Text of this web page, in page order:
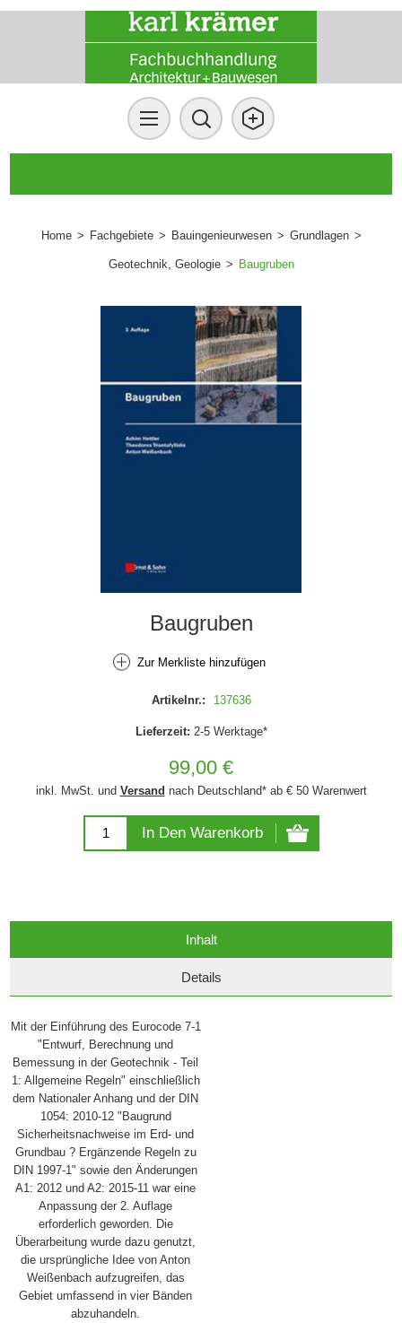
Home > Fachgebiete > Bauingenieurwesen > Grundlagen >
Geotechnik, Geologie > Baugruben
Baugruben
Zur Merkliste hinzufügen
Artikelnr.: 137636
Lieferzeit: 2-5 Werktage*
99,00 €
inkl. MwSt. und Versand nach Deutschland* ab € 50 Warenwert
In Den Warenkorb
Inhalt
Details
Mit der Einführung des Eurocode 7-1
"Entwurf, Berechnung und
Bemessung in der Geotechnik - Teil
1: Allgemeine Regeln" einschließlich
dem Nationaler Anhang und der DIN
1054: 2010-12 "Baugrund
Sicherheitsnachweise im Erd- und
Grundbau ? Ergänzende Regeln zu
DIN 1997-1" sowie den Änderungen
A1: 2012 und A2: 2015-11 war eine
Anpassung der 2. Auflage
erforderlich geworden. Die
Überarbeitung wurde dazu genutzt,
die ursprüngliche Idee von Anton
Weißenbach aufzugreifen, das
Gebiet umfassend in vier Bänden
abzuhandeln.